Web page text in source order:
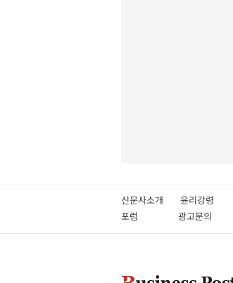
신문사소개 윤리강령
포럼
광고문의